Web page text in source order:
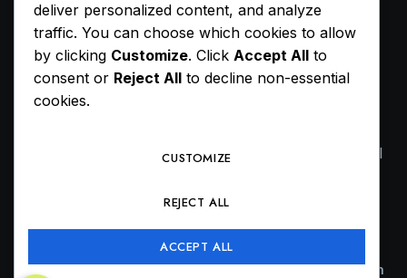
untuk sekolah, universitas, dan layanan profesional
Kontak Peta situs Tim Pemberitahuan hukum
deliver personalized content, and analyze
traffic. You can choose which cookies to allow
by clicking Customize. Click Accept All to
consent or Reject All to decline non-essential
cookies.
CUSTOMIZE
REJECT ALL
ACCEPT ALL